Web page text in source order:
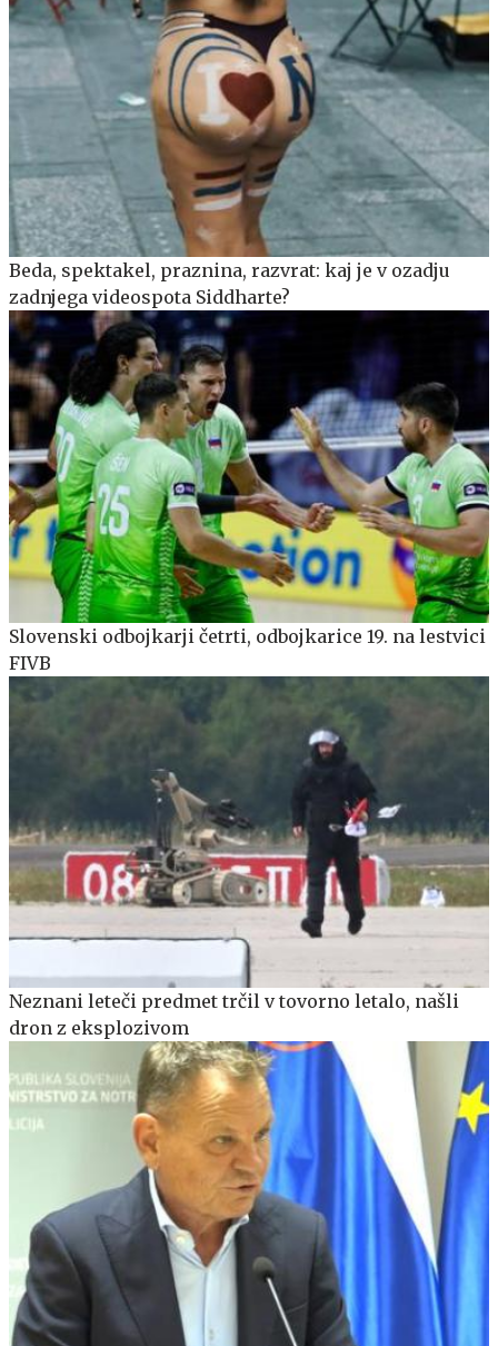
Beda, spektakel, praznina, razvrat: kaj je v ozadju
zadnjega videospota Siddharte?
Slovenski odbojkarji četrti, odbojkarice 19. na lestvici
FIVB
Neznani leteči predmet trčil v tovorno letalo, našli
dron z eksplozivom